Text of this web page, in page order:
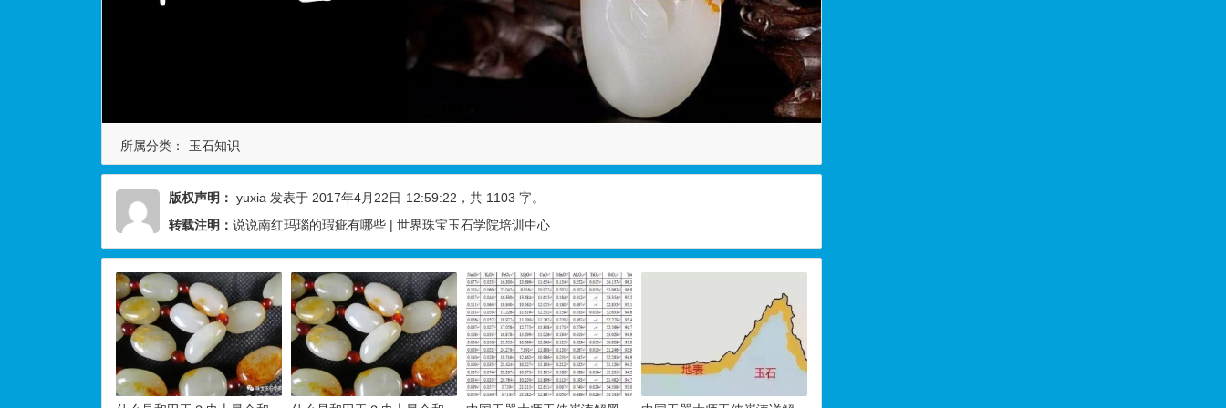
所属分类： 玉石知识
版权声明： yuxia 发表于 2017年4月22日 12:59:22 ，共 1103 字。
转载注明： 说说南红玛瑙的瑕疵有哪些 | 世界珠宝玉石学院培训中心